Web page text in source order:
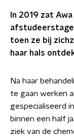
In 2019 zat
afstudeerstage
toen ze bij
haar hals
Na haar
te gaan werken
gespecialiseerd
binnen een half
ziek van de